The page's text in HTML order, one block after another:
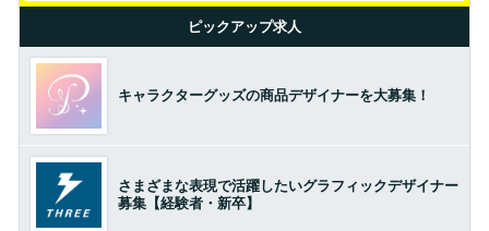
ピックアップ求人
キャラクターグッズの商品デザイナーを大募集！
さまざまな表現で活躍したいグラフィックデザイナー
募集【経験者・新卒】